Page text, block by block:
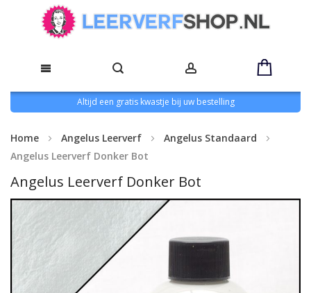
Altijd een gratis kwastje bij uw bestelling
Home Angelus Leerverf
Angelus Standaard
Angelus Leerverf Donker Bot
Angelus Leerverf Donker Bot
Ga
naar
het